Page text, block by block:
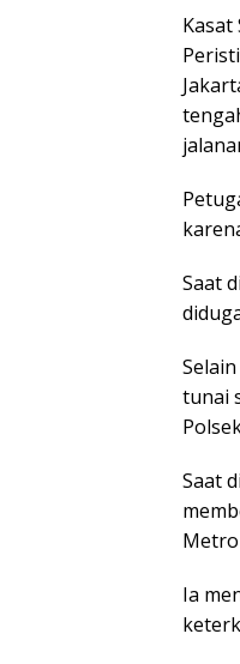
Saat
tunai
Saat
Ia